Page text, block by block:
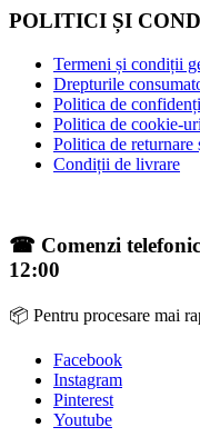
POLITICI ȘI
Termeni și condiții
Drepturile
Politica de
Politica de cookie-uri
Politica de returnare
Condiții de livrare
☎ Comenzi
12:00
📦 Pentru procesare mai
Facebook
Instagram
Pinterest
Youtube